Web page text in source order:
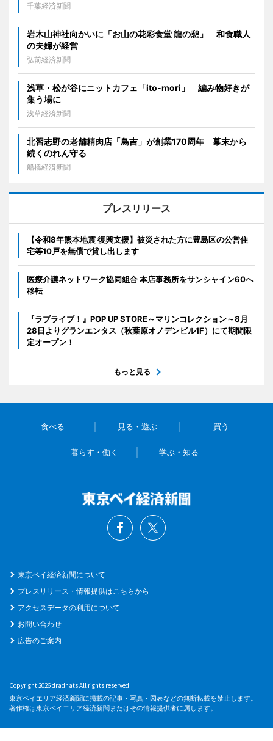
千葉経済新聞
岩木山神社向かいに「お山の花彩食堂 龍の憩」 和食職人
の夫婦が経営
弘前経済新聞
浅草・松が谷にニットカフェ「ito-mori」 編み物好きが
集う場に
浅草経済新聞
北習志野の老舗精肉店「鳥吉」が創業170周年 幕末から
続くのれん守る
船橋経済新聞
プレスリリース
【令和8年熊本地震 復興支援】被災された方に豊島区の公営住
宅等10戸を無償で貸し出します
医療介護ネットワーク協同組合 本店事務所をサンシャイン60へ
移転
『ラブライブ！』POP UP STORE～マリンコレクション～8月
28日よりグランエンタス（秋葉原オノデンビル1F）にて期間限
定オープン！
もっと見る
食べる 見る・遊ぶ 買う
暮らす・働く 学ぶ・知る
東京ベイ経済新聞について
プレスリリース・情報提供はこちらから
アクセスデータの利用について
お問い合わせ
広告のご案内
Copyright 2026 dradnats All rights reserved.
東京ベイエリア経済新聞に掲載の記事・写真・図表などの無断転載を禁止します。
著作権は東京ベイエリア経済新聞またはその情報提供者に属します。